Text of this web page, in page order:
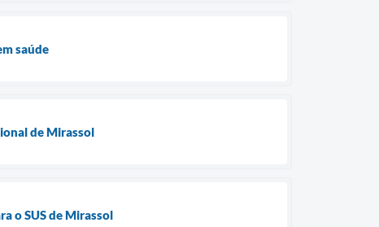
saúde
de Mirassol
o SUS de Mirassol